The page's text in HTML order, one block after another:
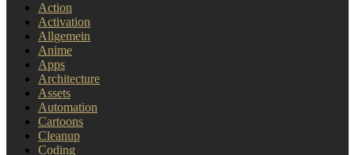
Action
Activation
Allgemein
Anime
Apps
Architecture
Assets
Automation
Cartoons
Cleanup
Coding